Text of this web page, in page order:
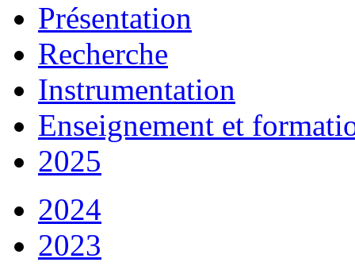
Présentation
Recherche
Instrumentation
Enseignement et
2025
2024
2023